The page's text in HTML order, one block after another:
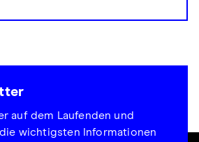
auf dem Laufenden und
wichtigsten Informationen